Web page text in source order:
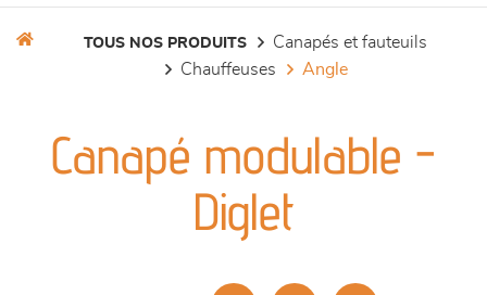
séjours
meubles de complément
TOUS NOS PRODUITS
canapés et fauteuils
chauffeuses
angle
Canapé modulable -
Diglet